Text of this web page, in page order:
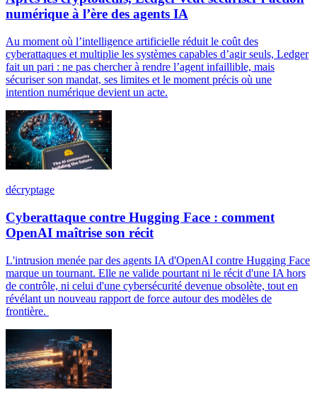
numérique à l’ère des agents IA
Au moment où l’intelligence artificielle réduit le coût des
cyberattaques et multiplie les systèmes capables d’agir seuls, Ledger
fait un pari : ne pas chercher à rendre l’agent infaillible, mais
sécuriser son mandat, ses limites et le moment précis où une
intention numérique devient un acte.
décryptage
Cyberattaque contre Hugging Face : comment
OpenAI maîtrise son récit
L'intrusion menée par des agents IA d'OpenAI contre Hugging Face
marque un tournant. Elle ne valide pourtant ni le récit d'une IA hors
de contrôle, ni celui d'une cybersécurité devenue obsolète, tout en
révélant un nouveau rapport de force autour des modèles de
frontière.